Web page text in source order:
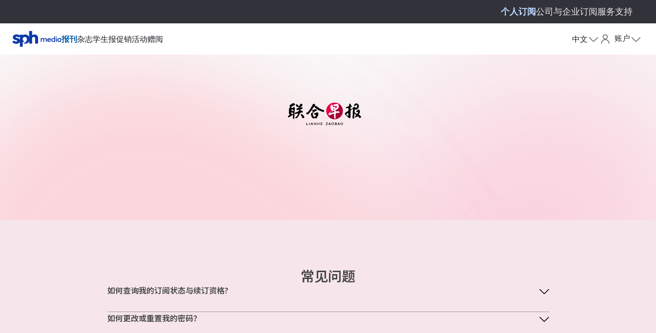
个人订阅公司与企业订阅服务支持
报刊杂志学生报促销活动赠阅 中文 账户
常见问题
如何查询我的订阅状态与续订资格?
如何更改或重置我的密码？